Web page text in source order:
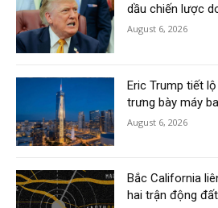
dầu chiến lược
August 6, 2026
Eric Trump tiết
trưng bày máy
August 6, 2026
Bắc California
hai trận động đất